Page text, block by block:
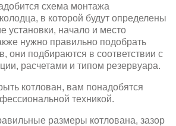
схема монтажа
в которой будут определены
установки, начало и место
нужно правильно подобрать
они подбираются в соответствии с
расчетами и типом резервуара.
котлован, вам понадобятся
техникой.
размеры котлована, зазор